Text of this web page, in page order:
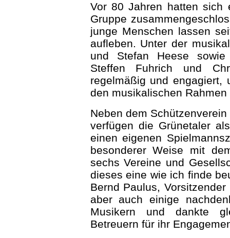
Vor 80 Jahren hatten sich
Gruppe
junge Menschen lassen
aufleben. Unter der
und Stefan Heese
Steffen Fuhrich und
regelmäßig und engagiert,
den musikalischen
Neben dem
verfügen die Grünetaler
einen eigenen
besonderer Weise mit
sechs Vereine und
dieses eine wie ich finde
Bernd Paulus,
aber auch einige
Musikern und dankte
Betreuern für ihr